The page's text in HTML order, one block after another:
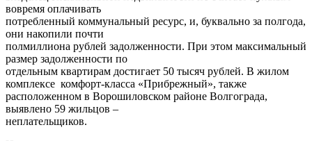
вовремя оплачивать
потребленный коммунальный ресурс, и, буквально за полгода,
они накопили почти
полмиллиона рублей задолженности. При этом максимальный
размер задолженности по
отдельным квартирам достигает 50 тысяч рублей. В жилом
комплексе комфорт-класса «Прибрежный», также
расположенном в Ворошиловском районе Волгограда,
выявлено 59 жильцов –
неплательщиков.